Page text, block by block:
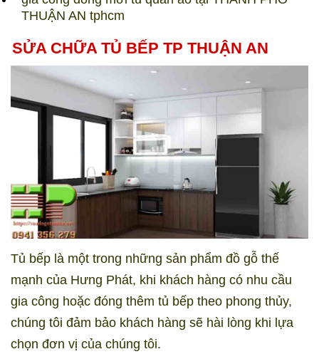
THUẬN AN tphcm​
SỬA CHỮA TỦ BẾP TP THUẬN AN
Tủ bếp là một trong những sản phẩm đồ gỗ thế
mạnh của Hưng Phát, khi khách hàng có nhu cầu
gia công hoặc đóng thêm tủ bếp theo phong thủy,
chúng tôi đảm bảo khách hàng sẽ hài lòng khi lựa
chọn đơn vị của chúng tôi.